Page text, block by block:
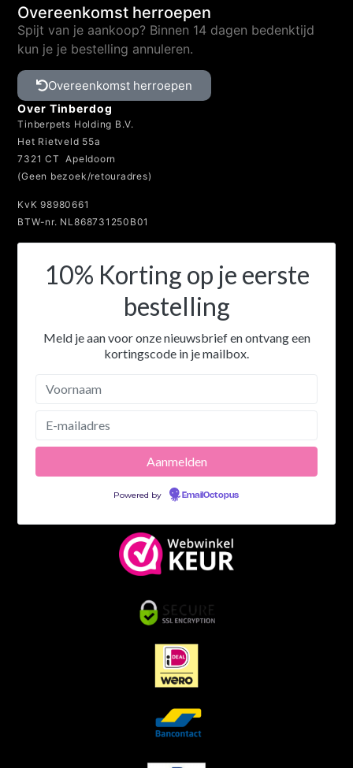
Overeenkomst herroepen
Spijt van je aankoop? Binnen 14 dagen bedenktijd
kun je je bestelling annuleren.
Overeenkomst herroepen
Over Tinberdog
Tinberpets Holding B.V.
Het Rietveld 55a
7321 CT Apeldoorn
(Geen bezoek/retouradres)
KvK 98980661
BTW-nr. NL868731250B01
10% Korting op je eerste
bestelling
Meld je aan voor onze nieuwsbrief en ontvang een
kortingscode in je mailbox.
Powered by EmailOctopus